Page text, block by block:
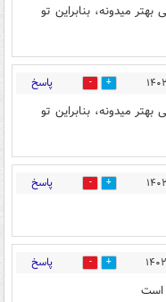
میدونه، بنابراین تو
7 پاسخ
میدونه، بنابراین تو
3 پاسخ
9 پاسخ
است